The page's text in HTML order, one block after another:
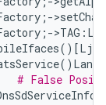
# False